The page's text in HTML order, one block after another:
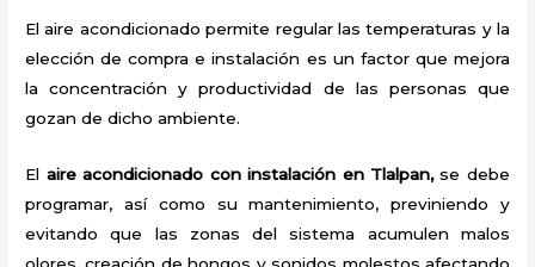
El aire acondicionado permite regular las temperaturas y la
elección de compra e instalación es un factor que mejora
la concentración y productividad de las personas que
gozan de dicho ambiente.
El aire acondicionado con instalación en Tlalpan,se debe
programar, así como su mantenimiento, previniendo y
evitando que las zonas del sistema acumulen malos
olores, creación de hongos y sonidos molestos afectando